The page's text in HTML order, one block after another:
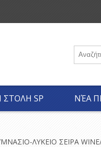
SP ΝΈΑ
ΛΥΚΕΙΟ ΣΕΙΡΑ